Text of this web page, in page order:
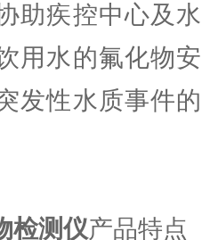
助疾控中心及
用水的氟化物
发性水质事件
检测仪产品特点